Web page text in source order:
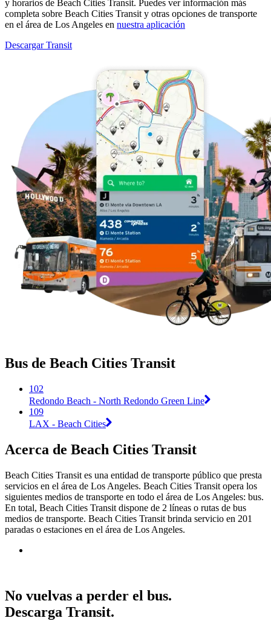
y horarios de Beach Cities Transit. Puedes ver información más
completa sobre Beach Cities Transit y otras opciones de transporte
en el área de Los Angeles en nuestra aplicación
Descargar Transit
Bus de Beach Cities Transit
102
Redondo Beach - North Redondo Green Line
109
LAX - Beach Cities
Acerca de Beach Cities Transit
Beach Cities Transit es una entidad de transporte público que presta
servicios en el área de Los Angeles. Beach Cities Transit opera los
siguientes medios de transporte en todo el área de Los Angeles: bus.
En total, Beach Cities Transit dispone de 2 líneas o rutas de bus
medios de transporte. Beach Cities Transit brinda servicio en 201
paradas o estaciones en el área de Los Angeles.
No vuelvas a perder el bus.
Descarga Transit.